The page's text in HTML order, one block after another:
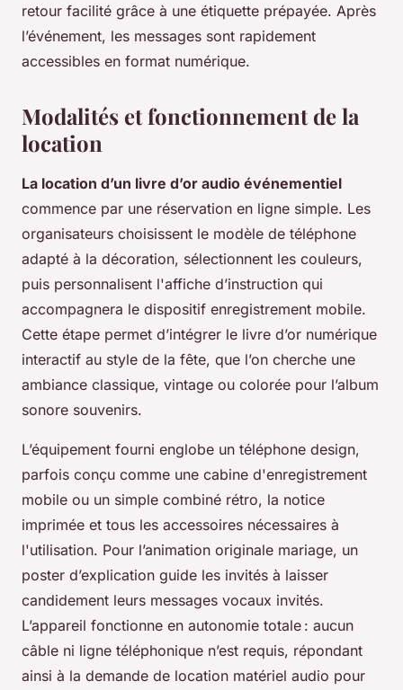
retour facilité grâce à une étiquette prépayée. Après
l’événement, les messages sont rapidement
accessibles en format numérique.
Modalités et fonctionnement de la
location
La location d’un livre d’or audio événementiel
commence par une réservation en ligne simple. Les
organisateurs choisissent le modèle de téléphone
adapté à la décoration, sélectionnent les couleurs,
puis personnalisent l'affiche d’instruction qui
accompagnera le dispositif enregistrement mobile.
Cette étape permet d’intégrer le livre d’or numérique
interactif au style de la fête, que l’on cherche une
ambiance classique, vintage ou colorée pour l’album
sonore souvenirs.
L’équipement fourni englobe un téléphone design,
parfois conçu comme une cabine d'enregistrement
mobile ou un simple combiné rétro, la notice
imprimée et tous les accessoires nécessaires à
l'utilisation. Pour l’animation originale mariage, un
poster d’explication guide les invités à laisser
candidement leurs messages vocaux invités.
L’appareil fonctionne en autonomie totale : aucun
câble ni ligne téléphonique n’est requis, répondant
ainsi à la demande de location matériel audio pour